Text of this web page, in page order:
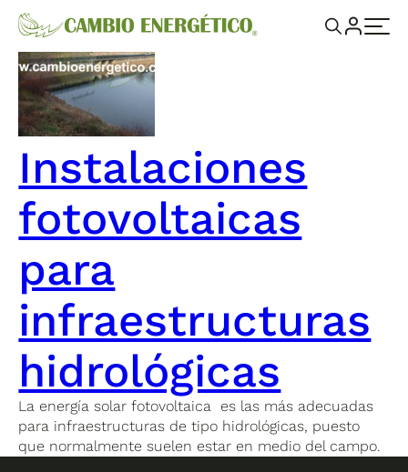
Instalaciones
fotovoltaicas
para
infraestructuras
hidrológicas
La energía solar fotovoltaica es las más adecuadas
para infraestructuras de tipo hidrológicas, puesto
que normalmente suelen estar en medio del campo.